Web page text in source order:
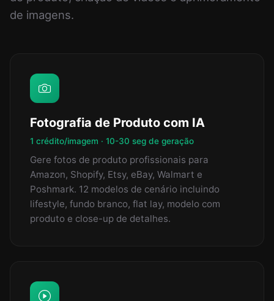
de imagens.
Fotografia de Produto com IA
1 crédito/imagem · 10-30 seg de geração
Gere fotos de produto profissionais para
Amazon, Shopify, Etsy, eBay, Walmart e
Poshmark. 12 modelos de cenário incluindo
lifestyle, fundo branco, flat lay, modelo com
produto e close-up de detalhes.